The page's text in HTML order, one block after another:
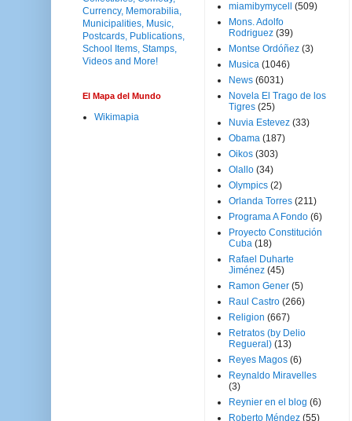
El Mapa del Mundo
Wikimapia
miamibymycell
(509)
Mons. Adolfo
Rodriguez (39)
Montse Ordóñez (3)
Musica (1046)
News (6031)
Novela El Trago de los
Tigres (25)
Nuvia Estevez (33)
Obama (187)
Oikos (303)
Olallo (34)
Olympics (2)
Orlanda Torres (211)
Programa A Fondo (6)
Proyecto Constitución
Cuba (18)
Rafael Duharte
Jiménez (45)
Ramon Gener (5)
Raul Castro (266)
Religion (667)
Retratos (by Delio
Regueral) (13)
Reyes Magos (6)
Reynaldo Miravelles
(3)
Reynier en el blog (6)
Roberto Méndez (55)